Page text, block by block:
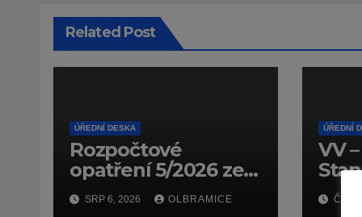
Related Post
ÚŘEDNÍ DESKA
Rozpočtové
opatření 5/2026 ze
dne 14.7.2026
SRP 6, 2026 OLBRAMICE
ÚŘEDNÍ
VV
ČVC